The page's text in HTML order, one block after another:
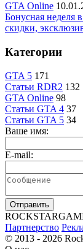
GTA Online
Бонусная неделя
скидки,
Категории
GTA 5 171
Статьи RDR2 132
GTA Online 98
Статьи GTA 4 37
Статьи GTA 5 34
Ваше имя:
E-mail:
Отправить
ROCKSTARG
Партнерство
© 2013 - 2026